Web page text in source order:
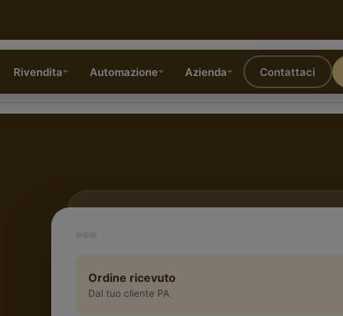
Rivendita Automazione Azienda Contattaci
Ordine ricevuto
Dal tuo cliente PA